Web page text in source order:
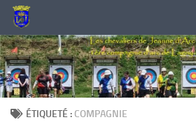
Skip to content
ÉTIQUETÉ : COMPAGNIE